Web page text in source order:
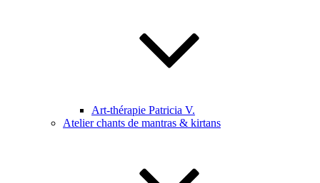
Art-thérapie Patricia V.
Atelier chants de mantras & kirtans